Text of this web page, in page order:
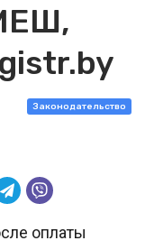
Законодательство
оплаты